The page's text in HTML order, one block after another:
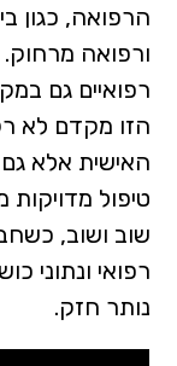
הרפואה, כגון
ורפואה
רפואיים גם
הזו מקדם לא
האישית אלא
טיפול
שוב ושוב,
רפואי ונתוני
נותר חזק.